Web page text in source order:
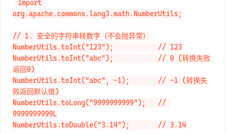
import
// 1. 安全的字符串转数字（不会抛异常）
NumberUtils.toInt("123");           // 123
NumberUtils.toInt("abc");           // 0 (转换失败
返回0)
NumberUtils.toInt("abc", -1);       // -1 (转换失
败返回默认值)
NumberUtils.toLong("9999999999");   //
9999999999L